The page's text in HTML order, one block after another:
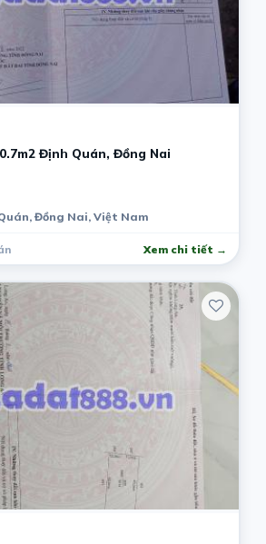
Định Quán, Đồng Nai
Đồng Nai, Việt Nam
Xem chi tiết →